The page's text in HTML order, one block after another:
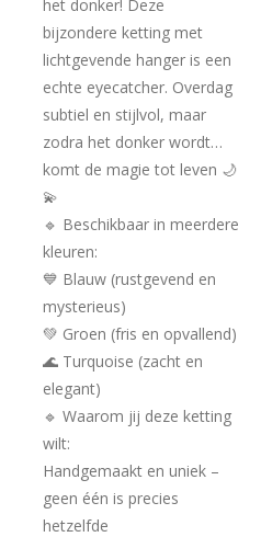
het donker! Deze
bijzondere ketting met
lichtgevende hanger is een
echte eyecatcher. Overdag
subtiel en stijlvol, maar
zodra het donker wordt…
komt de magie tot leven 🌙
💫
🔹 Beschikbaar in meerdere
kleuren:
💙 Blauw (rustgevend en
mysterieus)
💚 Groen (fris en opvallend)
🌊 Turquoise (zacht en
elegant)
🔹 Waarom jij deze ketting
wilt:
Handgemaakt en uniek –
geen één is precies
hetzelfde